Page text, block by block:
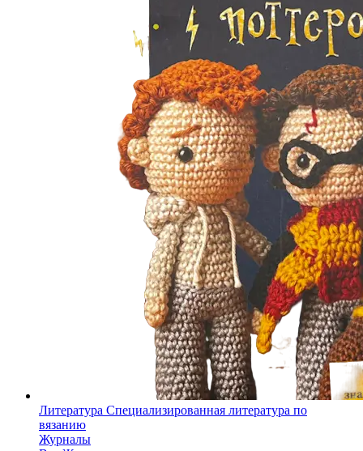
Литература Специализированная литература по
вязанию
Журналы